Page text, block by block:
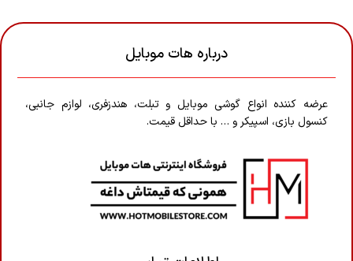
درباره هات موبایل
عرضه کننده انواع گوشی موبایل و تبلت، هندزفری، لوازم جانبی،
کنسول بازی، اسپیکر و … با حداقل قیمت.